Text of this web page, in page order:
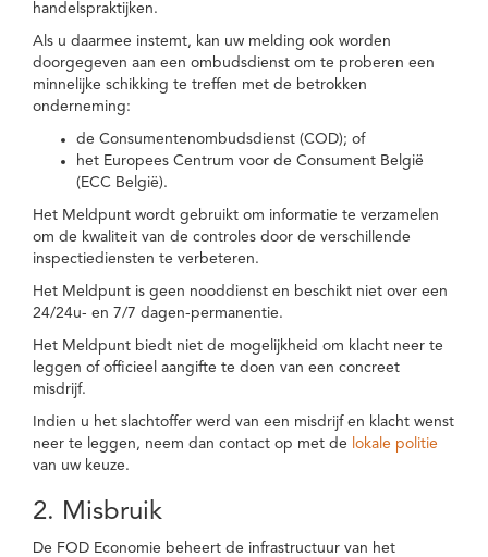
handelspraktijken.
Als u daarmee instemt, kan uw melding ook worden
doorgegeven aan een ombudsdienst om te proberen een
minnelijke schikking te treffen met de betrokken
onderneming:
de Consumentenombudsdienst (COD); of
het Europees Centrum voor de Consument België
(ECC België).
Het Meldpunt wordt gebruikt om informatie te verzamelen
om de kwaliteit van de controles door de verschillende
inspectiediensten te verbeteren.
Het Meldpunt is geen nooddienst en beschikt niet over een
24/24u- en 7/7 dagen-permanentie.
Het Meldpunt biedt niet de mogelijkheid om klacht neer te
leggen of officieel aangifte te doen van een concreet
misdrijf.
Indien u het slachtoffer werd van een misdrijf en klacht wenst
neer te leggen, neem dan contact op met de lokale politie
van uw keuze.
2. Misbruik
De FOD Economie beheert de infrastructuur van het